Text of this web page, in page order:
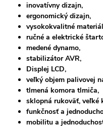
inovatívny dizajn,
ergonomický dizajn,
vysokokvalitné
ručné a elektrické
medené dynamo,
stabilizátor AVR,
Displej LCD,
veľký objem palivovej
tlmená komora tlmiča,
sklopná rukoväť, veľké
funkčnosť a
mobilitu a